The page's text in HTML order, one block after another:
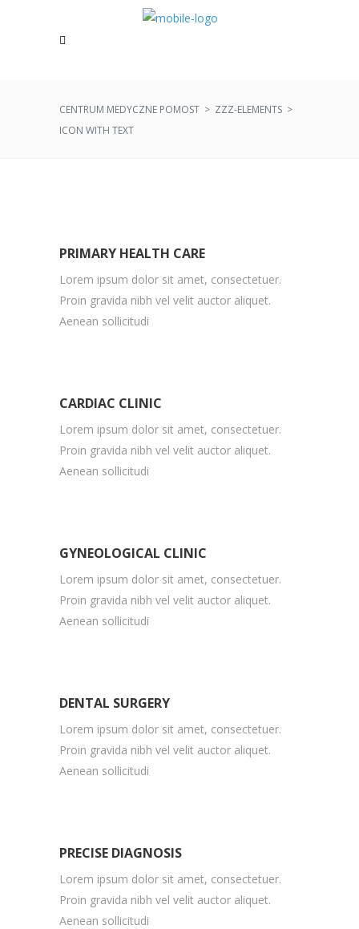
CENTRUM MEDYCZNE POMOST > ZZZ-ELEMENTS >
ICON WITH TEXT
PRIMARY HEALTH CARE
Lorem ipsum dolor sit amet, consectetuer.
Proin gravida nibh vel velit auctor aliquet.
Aenean sollicitudi
CARDIAC CLINIC
Lorem ipsum dolor sit amet, consectetuer.
Proin gravida nibh vel velit auctor aliquet.
Aenean sollicitudi
GYNEOLOGICAL CLINIC
Lorem ipsum dolor sit amet, consectetuer.
Proin gravida nibh vel velit auctor aliquet.
Aenean sollicitudi
DENTAL SURGERY
Lorem ipsum dolor sit amet, consectetuer.
Proin gravida nibh vel velit auctor aliquet.
Aenean sollicitudi
PRECISE DIAGNOSIS
Lorem ipsum dolor sit amet, consectetuer.
Proin gravida nibh vel velit auctor aliquet.
Aenean sollicitudi